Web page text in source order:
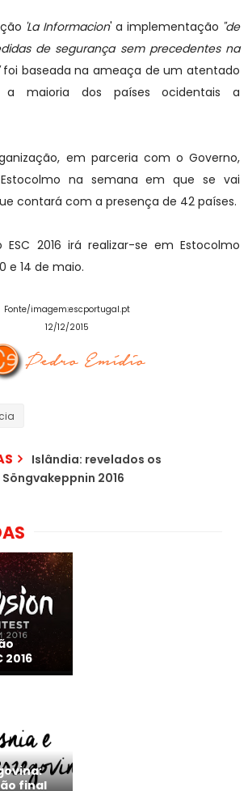
'La Informacion' a implementação "de
de segurança sem precedentes na
foi baseada na ameaça de um atentado
a maioria dos países ocidentais a
em parceria com o Governo,
na semana em que se vai
contará com a presença de 42 países.
2016 irá realizar-se em Estocolmo
e 14 de maio.
Fonte/imagem:escportugal.pt
12/12/2015
Islândia: revelados os
2016
2016
final